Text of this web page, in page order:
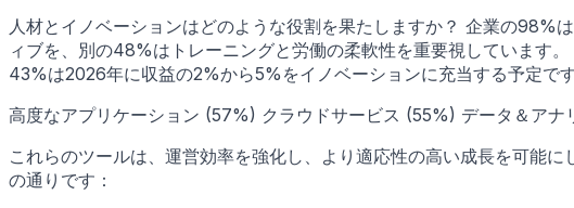
人材とイノベーションはどのような役割を果たしますか？ 企業の
ィブを、別の48%はトレーニングと労働の柔軟性を重要視しています
43%は2026年に収益の2%から5%をイノベーションに充当する予定で
高度なアプリケーション (57%) クラウドサービス (55%) データ＆アナ
これらのツールは、運営効率を強化し、より適応性の高い成長を可能
の通りです：